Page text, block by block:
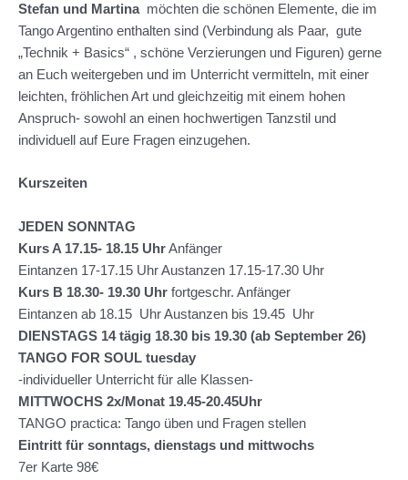
Stefan und Martina möchten die schönen Elemente, die im
Tango Argentino enthalten sind (Verbindung als Paar, gute
„Technik + Basics“ , schöne Verzierungen und Figuren) gerne
an Euch weitergeben und im Unterricht vermitteln, mit einer
leichten, fröhlichen Art und gleichzeitig mit einem hohen
Anspruch- sowohl an einen hochwertigen Tanzstil und
individuell auf Eure Fragen einzugehen.
Kurszeiten
JEDEN SONNTAG
Kurs A 17.15- 18.15 UhrAnfänger
Eintanzen 17-17.15 Uhr Austanzen 17.15-17.30 Uhr
Kurs B 18.30- 19.30 Uhr fortgeschr. Anfänger
Eintanzen ab 18.15 Uhr Austanzen bis 19.45 Uhr
DIENSTAGS 14 tägig 18.30 bis 19.30 (ab September 26)
TANGO FOR SOUL tuesday
-individueller Unterricht für alle Klassen-
MITTWOCHS 2x/Monat 19.45-20.45Uhr
TANGO practica: Tango üben und Fragen stellen
Eintritt für sonntags, dienstags und mittwochs
7er Karte 98€